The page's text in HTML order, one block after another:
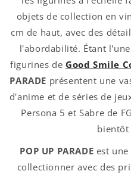
objets de collection en
cm de haut, avec des
l'abordabilité. Étant
figurines de Good Smile
PARADE présentent une
d'anime et de séries de
Persona 5 et Sabre de
bientôt
POP UP PARADE est
collectionner avec des